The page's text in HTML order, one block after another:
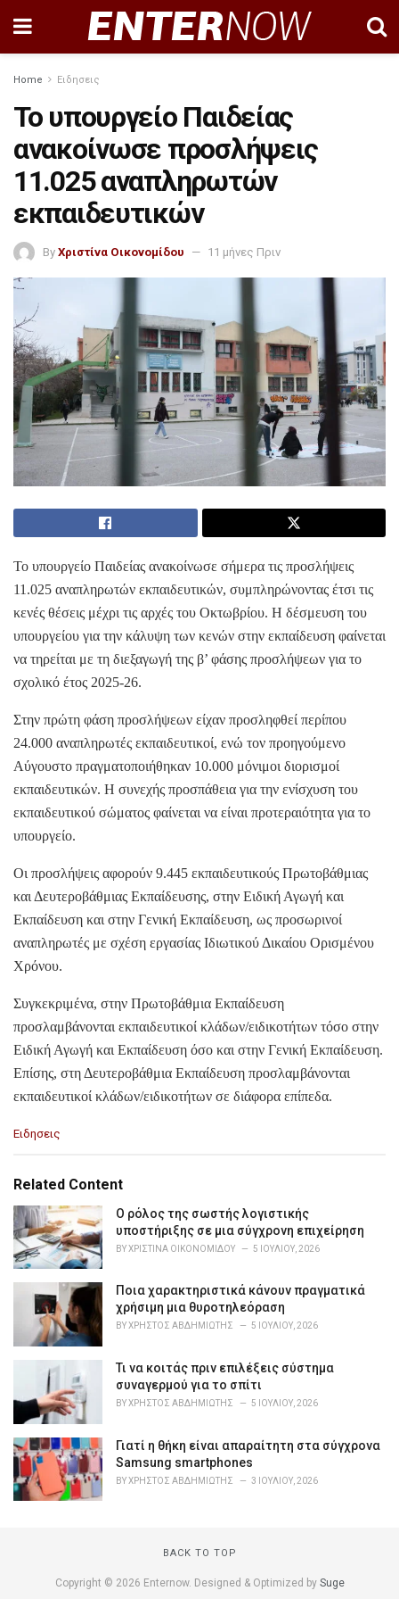
Home Ειδησεις
Το υπουργείο Παιδείας
ανακοίνωσε προσλήψεις
11.025 αναπληρωτών
εκπαιδευτικών
By Χριστίνα Οικονομίδου 11 μήνες Πριν
Το υπουργείο Παιδείας ανακοίνωσε σήμερα τις προσλήψεις
11.025 αναπληρωτών εκπαιδευτικών, συμπληρώνοντας έτσι τις
κενές θέσεις μέχρι τις αρχές του Οκτωβρίου. Η δέσμευση του
υπουργείου για την κάλυψη των κενών στην εκπαίδευση φαίνεται
να τηρείται με τη διεξαγωγή της β’ φάσης προσλήψεων για το
σχολικό έτος 2025-26.
Στην πρώτη φάση προσλήψεων είχαν προσληφθεί περίπου
24.000 αναπληρωτές εκπαιδευτικοί, ενώ τον προηγούμενο
Αύγουστο πραγματοποιήθηκαν 10.000 μόνιμοι διορισμοί
εκπαιδευτικών. Η συνεχής προσπάθεια για την ενίσχυση του
εκπαιδευτικού σώματος φαίνεται να είναι προτεραιότητα για το
υπουργείο.
Οι προσλήψεις αφορούν 9.445 εκπαιδευτικούς Πρωτοβάθμιας
και Δευτεροβάθμιας Εκπαίδευσης, στην Ειδική Αγωγή και
Εκπαίδευση και στην Γενική Εκπαίδευση, ως προσωρινοί
αναπληρωτές με σχέση εργασίας Ιδιωτικού Δικαίου Ορισμένου
Χρόνου.
Συγκεκριμένα, στην Πρωτοβάθμια Εκπαίδευση
προσλαμβάνονται εκπαιδευτικοί κλάδων/ειδικοτήτων τόσο στην
Ειδική Αγωγή και Εκπαίδευση όσο και στην Γενική Εκπαίδευση.
Επίσης, στη Δευτεροβάθμια Εκπαίδευση προσλαμβάνονται
εκπαιδευτικοί κλάδων/ειδικοτήτων σε διάφορα επίπεδα.
C
e
o
r
i
e
Ειδησεις
Related Content
Ο ρόλος της σωστής λογιστικής
υποστήριξης σε μια σύγχρονη επιχείρηση
BYΧΡΙΣΤΊΝΑ ΟΙΚΟΝΟΜΊΔΟΥ 5 ΙΟΥΛΊΟΥ, 2026
Ποια χαρακτηριστικά κάνουν πραγματικά
χρήσιμη μια θυροτηλεόραση
BYΧΡΉΣΤΟΣ ΑΒΔΗΜΙΏΤΗΣ 5 ΙΟΥΛΊΟΥ, 2026
Τι να κοιτάς πριν επιλέξεις σύστημα
συναγερμού για το σπίτι
BYΧΡΉΣΤΟΣ ΑΒΔΗΜΙΏΤΗΣ 5 ΙΟΥΛΊΟΥ, 2026
Γιατί η θήκη είναι απαραίτητη στα σύγχρονα
Samsung smartphones
BYΧΡΉΣΤΟΣ ΑΒΔΗΜΙΏΤΗΣ 3 ΙΟΥΛΊΟΥ, 2026
BACK TO TOP
Copyright © 2026 Enternow. Designed & Optimized by Suge